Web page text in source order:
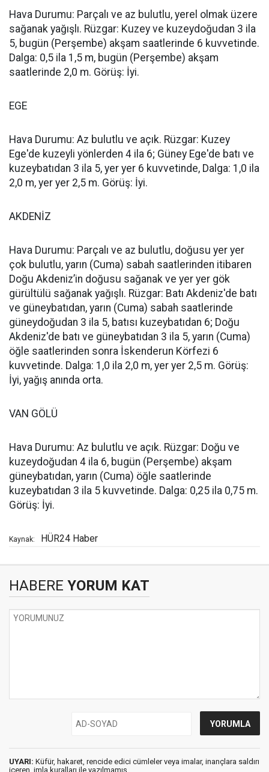
Hava Durumu: Parçalı ve az bulutlu, yerel olmak üzere
sağanak yağışlı. Rüzgar: Kuzey ve kuzeydoğudan 3 ila
5, bugün (Perşembe) akşam saatlerinde 6 kuvvetinde.
Dalga: 0,5 ila 1,5 m, bugün (Perşembe) akşam
saatlerinde 2,0 m. Görüş: İyi.
EGE
Hava Durumu: Az bulutlu ve açık. Rüzgar: Kuzey
Ege'de kuzeyli yönlerden 4 ila 6; Güney Ege'de batı ve
kuzeybatıdan 3 ila 5, yer yer 6 kuvvetinde, Dalga: 1,0 ila
2,0 m, yer yer 2,5 m. Görüş: İyi.
AKDENİZ
Hava Durumu: Parçalı ve az bulutlu, doğusu yer yer
çok bulutlu, yarın (Cuma) sabah saatlerinden itibaren
Doğu Akdeniz’in doğusu sağanak ve yer yer gök
gürültülü sağanak yağışlı. Rüzgar: Batı Akdeniz'de batı
ve güneybatıdan, yarın (Cuma) sabah saatlerinde
güneydoğudan 3 ila 5, batısı kuzeybatıdan 6; Doğu
Akdeniz'de batı ve güneybatıdan 3 ila 5, yarın (Cuma)
öğle saatlerinden sonra İskenderun Körfezi 6
kuvvetinde. Dalga: 1,0 ila 2,0 m, yer yer 2,5 m. Görüş:
İyi, yağış anında orta.
VAN GÖLÜ
Hava Durumu: Az bulutlu ve açık. Rüzgar: Doğu ve
kuzeydoğudan 4 ila 6, bugün (Perşembe) akşam
güneybatıdan, yarın (Cuma) öğle saatlerinde
kuzeybatıdan 3 ila 5 kuvvetinde. Dalga: 0,25 ila 0,75 m.
Görüş: İyi.
Kaynak: HÜR24 Haber
HABERE YORUM KAT
UYARI: Küfür, hakaret, rencide edici cümleler veya imalar, inançlara saldırı
içeren, imla kuralları ile yazılmamış,